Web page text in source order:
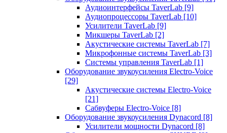
Аудиоинтерфейсы TaverLab [9]
Аудиопроцессоры TaverLab [10]
Усилители TaverLab [9]
Микшеры TaverLab [2]
Акустические системы TaverLab [7]
Микрофонные системы TaverLab [3]
Системы управления TaverLab [1]
Оборудование звукоусиления Electro-Voice
[29]
Акустические системы Electro-Voice
[21]
Сабвуферы Electro-Voice [8]
Оборудование звукоусиления Dynacord [8]
Усилители мощности Dynacord [8]